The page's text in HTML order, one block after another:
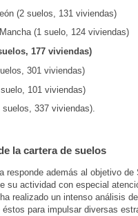
(2 suelos, 131 viviendas)
(1 suelo, 124 viviendas)
177 viviendas)
301 viviendas)
101 viviendas)
suelos, 337 viviendas).
la cartera de suelos
responde además al objetivo
su actividad con especial
realizado un intenso análisis
para impulsar diversas